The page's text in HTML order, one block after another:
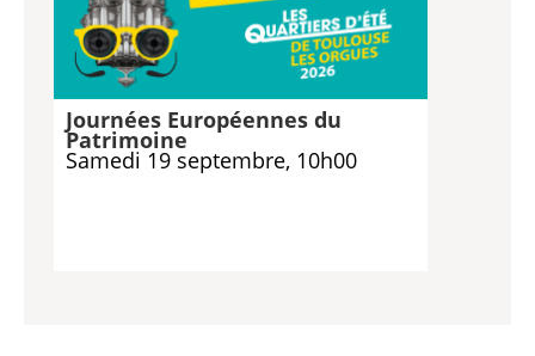
Journées Européennes du
Patrimoine
Samedi 19 septembre, 10h00